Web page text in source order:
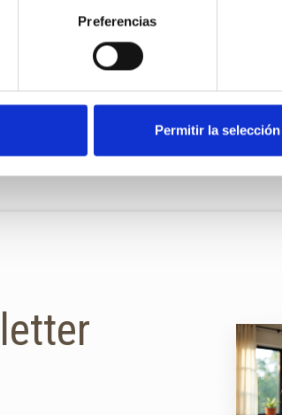
Preferencias
Permitir la selección